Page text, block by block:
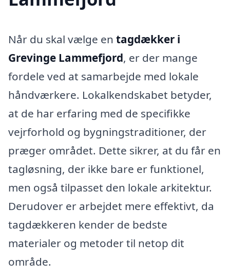
Når du skal vælge en tagdækker i
Grevinge Lammefjord, er der mange
fordele ved at samarbejde med lokale
håndværkere. Lokalkendskabet betyder,
at de har erfaring med de specifikke
vejrforhold og bygningstraditioner, der
præger området. Dette sikrer, at du får en
tagløsning, der ikke bare er funktionel,
men også tilpasset den lokale arkitektur.
Derudover er arbejdet mere effektivt, da
tagdækkeren kender de bedste
materialer og metoder til netop dit
område.